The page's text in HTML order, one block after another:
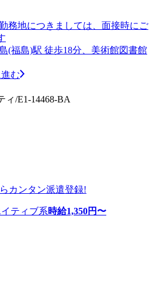
務地につきましては、面接時にご
(福島)駅 徒歩18分、美術館図書館
む
ィ/E1-14468-BA
カンタン派遣登録!
ティブ系時給1,350円〜